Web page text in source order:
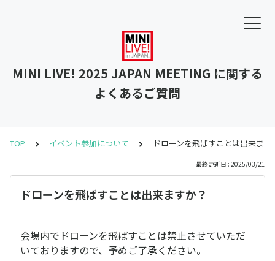
MINI LIVE! 2025 JAPAN MEETING に関する
よくあるご質問
TOP イベント参加について ドローンを飛ばすことは出来ます
最終更新日 : 2025/03/21
ドローンを飛ばすことは出来ますか？
会場内でドローンを飛ばすことは禁止させていただ
いておりますので、予めご了承ください。